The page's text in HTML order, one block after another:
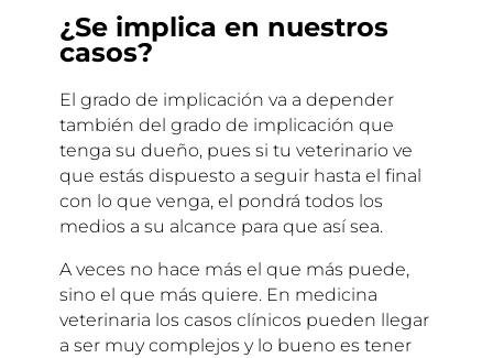
¿Se implica en nuestros
casos?
El grado de implicación va a depender
también del grado de implicación que
tenga su dueño, pues si tu veterinario ve
que estás dispuesto a seguir hasta el final
con lo que venga, el pondrá todos los
medios a su alcance para que así sea.
A veces no hace más el que más puede,
sino el que más quiere. En medicina
veterinaria los casos clínicos pueden llegar
a ser muy complejos y lo bueno es tener